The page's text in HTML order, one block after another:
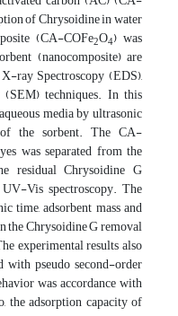
of Chrysoidine in water
(CA-COFe2O4) was
(nanocomposite) are
ray Spectroscopy (EDS),
techniques. In this
media by ultrasonic
the sorbent. The CA-
was separated from the
residual Chrysoidine G
Vis spectroscopy. The
time, adsorbent mass and
the Chrysoidine G removal
experimental results also
pseudo second-order
was accordance with
the adsorption capacity of